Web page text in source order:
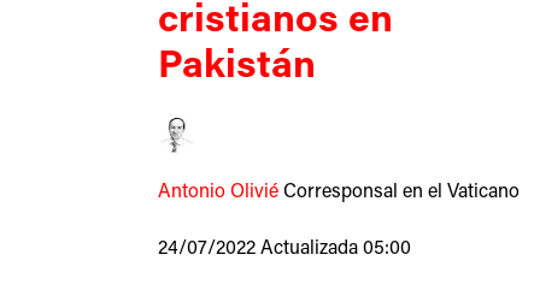
cristianos en
Pakistán
Antonio OliviéCorresponsal en el Vaticano
24/07/2022 Actualizada 05:00